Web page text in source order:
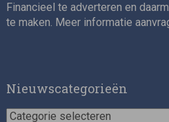
Financieel te adverteren en
te maken. Meer informatie
Nieuwscategorieën
Nieuwscategorieën